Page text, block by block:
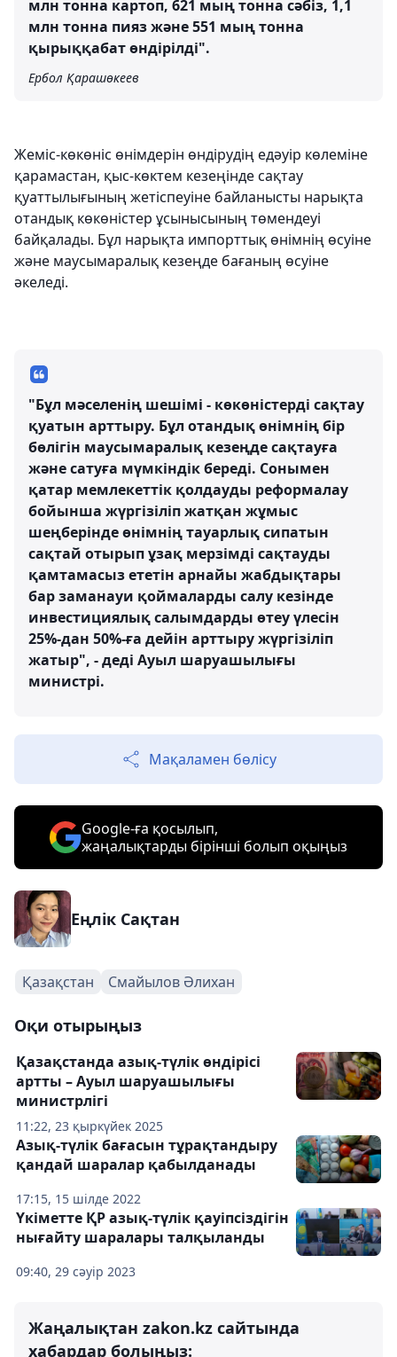
млн тонна картоп, 621 мың тонна сәбіз, 1,1
млн тонна пияз және 551 мың тонна
қырыққабат өндірілді".
Ербол Қарашөкеев
Жеміс-көкөніс өнімдерін өндірудің едәуір көлеміне
қарамастан, қыс-көктем кезеңінде сақтау
қуаттылығының жетіспеуіне байланысты нарықта
отандық көкөністер ұсынысының төмендеуі
байқалады. Бұл нарықта импорттық өнімнің өсуіне
және маусымаралық кезеңде бағаның өсуіне
әкеледі.
"Бұл мәселенің шешімі - көкөністерді сақтау
қуатын арттыру. Бұл отандық өнімнің бір
бөлігін маусымаралық кезеңде сақтауға
және сатуға мүмкіндік береді. Сонымен
қатар мемлекеттік қолдауды реформалау
бойынша жүргізіліп жатқан жұмыс
шеңберінде өнімнің тауарлық сипатын
сақтай отырып ұзақ мерзімді сақтауды
қамтамасыз ететін арнайы жабдықтары
бар заманауи қоймаларды салу кезінде
инвестициялық салымдарды өтеу үлесін
25%-дан 50%-ға дейін арттыру жүргізіліп
жатыр", - деді Ауыл шаруашылығы
министрі.
Мақаламен бөлісу
Google-ға қосылып,
жаңалықтарды бірінші болып оқыңыз
Еңлік Сақтан
Қазақстан Смайылов Әлихан
Оқи отырыңыз
11:22, 23 қыркүйек 2025
Қазақстанда азық-түлік өндірісі
артты – Ауыл шаруашылығы
министрлігі
17:15, 15 шілде 2022
Азық-түлік бағасын тұрақтандыру
қандай шаралар қабылданады
09:40, 29 сәуір 2023
Үкіметте ҚР азық-түлік қауіпсіздігін
нығайту шаралары талқыланды
Жаңалықтан zakon.kz сайтында
хабардар болыңыз: